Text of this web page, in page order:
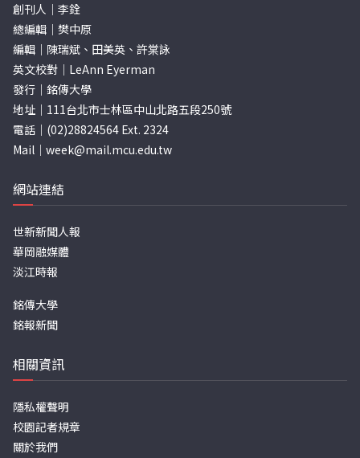
創刊人｜李銓
總編輯｜樊中原
編輯｜陳瑞斌、田美英、許棠詠
英文校對｜LeAnn Eyerman
發行｜銘傳大學
地址｜111台北市士林區中山北路五段250號
電話｜(02)28824564 Ext. 2324
Mail｜ week@mail.mcu.edu.tw
網站連結
世新新聞人報
華岡融媒體
淡江時報
銘傳大學
銘報新聞
相關資訊
隱私權聲明
校園記者規章
關於我們